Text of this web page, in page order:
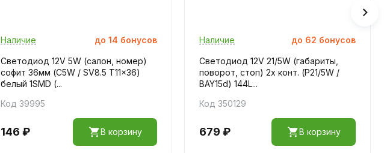
Наличие до 14 бонусов
Светодиод 12V 5W (салон, номер)
софит 36мм (C5W / SV8.5 T11x36)
белый 1SMD (...
Код 39995
146 ₽ В корзину
Наличие до 62 бонусов
Светодиод 12V 21/5W (габариты,
поворот, стоп) 2х конт. (P21/5W /
BAY15d) 144L...
Код 350129
679 ₽ В корзину